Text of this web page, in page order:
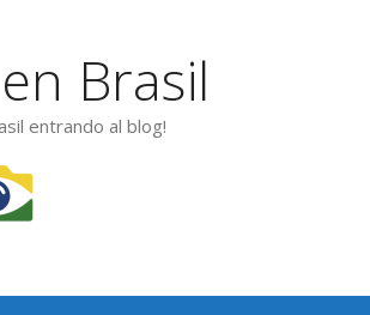
Brasil
entrando al blog!